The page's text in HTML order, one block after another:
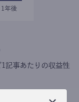
記事あたりの収益性